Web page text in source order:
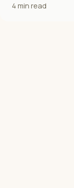
4 min read